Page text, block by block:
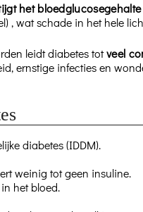
het bloedglucosegehalte
, wat schade in het hele
leidt diabetes totveel
ernstige infecties en
diabetes (IDDM).
weinig tot geen insuline.
het bloed.